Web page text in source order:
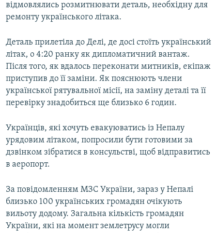
відмовлялись розмитнювати деталь, необхідну для
ремонту українського літака.
Деталь прилетіла до Делі, де досі стоїть український
літак, о 4:20 ранку як дипломатичний вантаж.
Після того, як вдалось переконати митників, екіпаж
приступив до її заміни. Як пояснюють члени
української рятувальної місії, на заміну деталі та її
перевірку знадобиться ще близько 6 годин.
Українців, які хочуть евакуюватись із Непалу
урядовим літаком, попросили бути готовими за
дзвінком зібратися в консульстві, щоб відправитись
в аеропорт.
За повідомленням МЗС України, зараз у Непалі
близько 100 українських громадян очікують
вильоту додому. Загальна кількість громадян
України, які на момент землетрусу могли